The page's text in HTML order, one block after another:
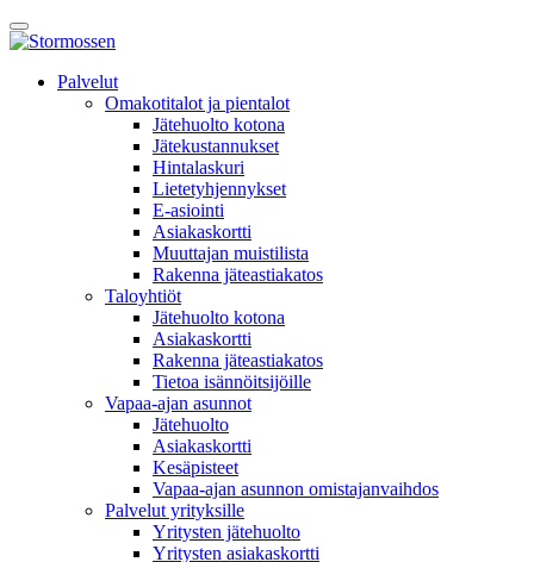
Skip
toAvaa
päävalikko
asiointiPalvelut
Omakotitalot ja pientalot
Jätehuolto kotona
Jätekustannukset
Hintalaskuri
Lietetyhjennykset
E-asiointi
Asiakaskortti
Muuttajan muistilista
Rakenna jäteastiakatos
Taloyhtiöt
Jätehuolto kotona
Asiakaskortti
Rakenna jäteastiakatos
Tietoa isännöitsijöille
Vapaa-ajan asunnot
Jätehuolto
Asiakaskortti
Kesäpisteet
Vapaa-ajan asunnon omistajanvaihdos
Palvelut yrityksille
Yritysten jätehuolto
Yritysten asiakaskortti